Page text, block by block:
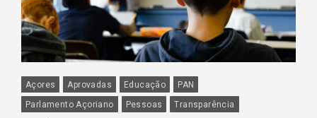
Açores Aprovadas Educação
PAN
Parlamento Açoriano
Pessoas Transparência